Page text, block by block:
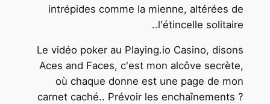
intrépides comme la mienne, altérées de
l'étincelle solitaire..
Le vidéo poker au Playing.io Casino, disons
Aces and Faces, c'est mon alcôve secrète,
où chaque donne est une page de mon
carnet caché.. Prévoir les enchaînements ?